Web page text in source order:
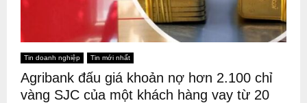
Tin doanh nghiệp Tin mới nhất
Agribank đấu giá khoản nợ hơn 2.100 chỉ
vàng SJC của một khách hàng vay từ 20